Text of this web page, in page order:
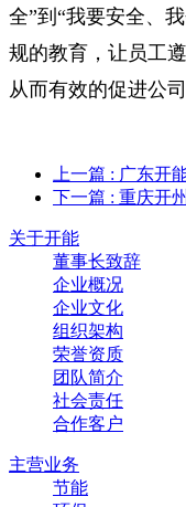
全”到“我要安全、
规的教育，让员工
从而有效的促进公
上一篇 : 广东开
下一篇 : 重庆开
关于开能
董事长致辞
企业概况
企业文化
组织架构
荣誉资质
团队简介
社会责任
合作客户
主营业务
节能